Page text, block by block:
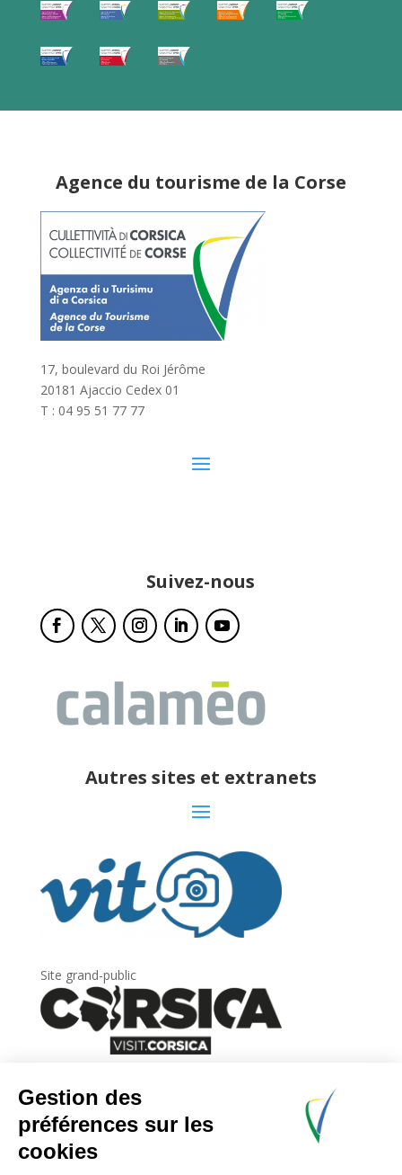
Agence du tourisme de la Corse
17, boulevard du Roi Jérôme
20181 Ajaccio Cedex 01
T : 04 95 51 77 77
Suivez-nous
Autres sites et extranets
Site grand-public
Newsletter
Inscrivez-vous àla lettre d’information
l’Agence du tourisme de la Corse.